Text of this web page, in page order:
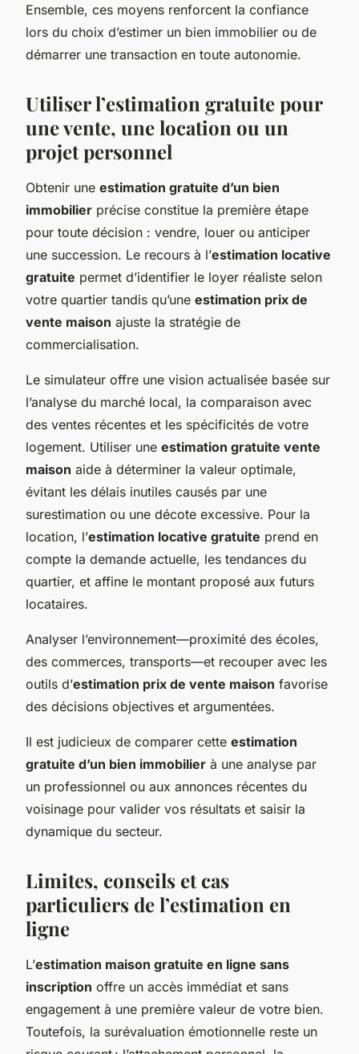
Ensemble, ces moyens renforcent la confiance
lors du choix d’estimer un bien immobilier ou de
démarrer une transaction en toute autonomie.
Utiliser l’estimation gratuite pour
une vente, une location ou un
projet personnel
Obtenir une estimation gratuite d’un bien
immobilier précise constitue la première étape
pour toute décision : vendre, louer ou anticiper
une succession. Le recours à l’estimation locative
gratuite permet d’identifier le loyer réaliste selon
votre quartier tandis qu’une estimation prix de
vente maison ajuste la stratégie de
commercialisation.
Le simulateur offre une vision actualisée basée sur
l’analyse du marché local, la comparaison avec
des ventes récentes et les spécificités de votre
logement. Utiliser une estimation gratuite vente
maison aide à déterminer la valeur optimale,
évitant les délais inutiles causés par une
surestimation ou une décote excessive. Pour la
location, l’estimation locative gratuite prend en
compte la demande actuelle, les tendances du
quartier, et affine le montant proposé aux futurs
locataires.
Analyser l’environnement—proximité des écoles,
des commerces, transports—et recouper avec les
outils d’estimation prix de vente maison favorise
des décisions objectives et argumentées.
Il est judicieux de comparer cette estimation
gratuite d’un bien immobilier à une analyse par
un professionnel ou aux annonces récentes du
voisinage pour valider vos résultats et saisir la
dynamique du secteur.
Limites, conseils et cas
particuliers de l’estimation en
ligne
L’estimation maison gratuite en ligne sans
inscription offre un accès immédiat et sans
engagement à une première valeur de votre bien.
Toutefois, la surévaluation émotionnelle reste un